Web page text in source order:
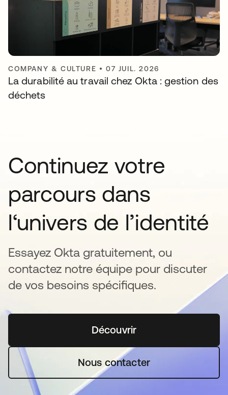
COMPANY & CULTURE •07 JUIL. 2026
La durabilité au travail chez Okta : gestion des
déchets
Continuez votre
parcours dans
l‘univers de l’identité
Essayez Okta gratuitement, ou
contactez notre équipe pour discuter
de vos besoins spécifiques.
Découvrirs’ouvre dans un nouvel
Nous contacter